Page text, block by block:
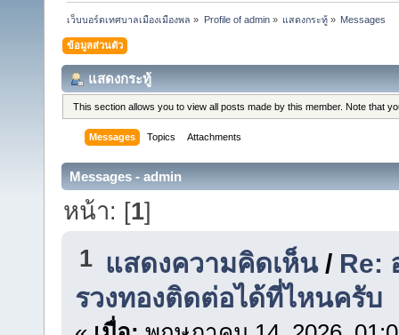
เว็บบอร์ดเทศบาลเมืองเมืองพล » Profile of admin» แสดงกระทู้» Messages
ข้อมูลส่วนตัว
แสดงกระทู้
This section allows you to view all posts made by this member. Note that
Messages Topics Attachments
Messages - admin
หน้า: [1]
1 แสดงความคิดเห็น/ Re:
รวงทองติดต่อได้ที่ไหนครับ